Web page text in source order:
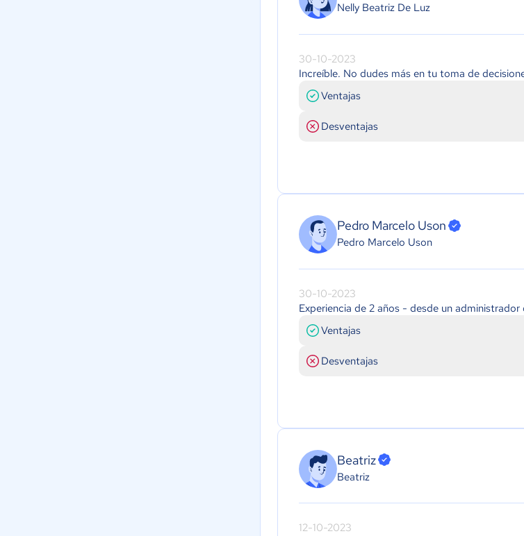
Nelly Beatriz De Luz
30-10-2023
Increíble. No dudes más en tu toma de
Ventajas
Desventajas
Pedro Marcelo Uson
Pedro Marcelo Uson
30-10-2023
Experiencia de 2 años - desde un
Ventajas
Desventajas
Beatriz
Beatriz
12-10-2023